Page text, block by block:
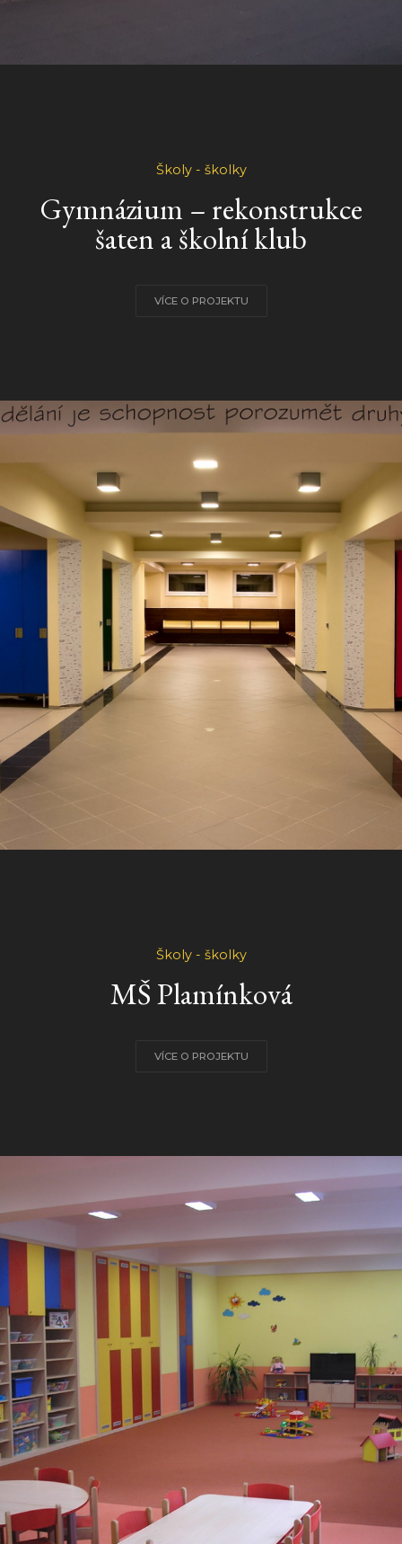
Školy - školky
Gymnázium – rekonstrukce
šaten a školní klub
VÍCE O PROJEKTU
Školy - školky
MŠ Plamínková
VÍCE O PROJEKTU